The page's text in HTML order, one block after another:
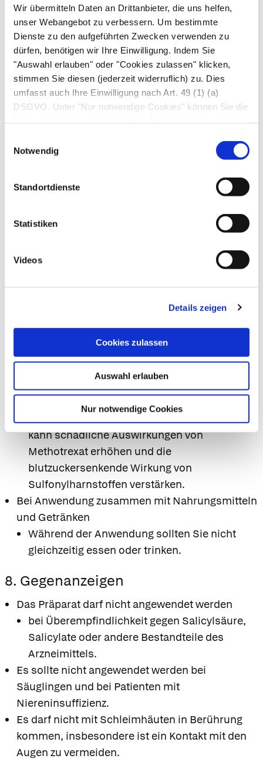
Wir übermitteln Daten an Drittanbieter, die uns helfen,
unser Webangebot zu verbessern. Um bestimmte
Dienste zu den aufgeführten Zwecken verwenden zu
dürfen, benötigen wir Ihre Einwilligung. Indem Sie
"Auswahl erlauben" oder "Cookies zulassen" klicken,
stimmen Sie diesen (jederzeit widerruflich) zu. Dies
umfasst auch Ihre Einwilligung nach Art. 49 (1) (a)
DSGVO. Unter "Nur notwendige Cookies" können Sie die
Notwendig
Standortdienste
Statistiken
Videos
Details zeigen
Cookies zulassen
Auswahl erlauben
Nur notwendige Cookies
Nebenwirkungen auftreten: Teleangiektasien
(Erweiterung und Vermehrung kleiner
oberflächlicher Hautgefäße), braune Flecken,
Photosensibilisierung (erhöhte
Lichtempfindlichkeit der Haut), Dermatitis
(entzündliche Hautreaktion), Verdünnung der
Oberhaut und Pigmentstörungen.
Wenn Sie Nebenwirkungen bemerken, wenden
Sie sich an Ihren Arzt oder Apotheker. Dies gilt
auch für Nebenwirkungen, die nicht angegeben
7. Wechselwirkungen
Bei der Anwendung mit anderen Arzneimitteln
Apotheker, wenn Sie andere Arzneimittel
einnehmen/anwenden bzw. vor kurzem
es sich um nicht verschreibungspflichtige
Salicylsäure kann das Eindringen anderer
lokal aufgetragener Arzneimittel in die Haut
verstärken.
In die Blutbahn aufgenommene Salicylsäure
kann schädliche Auswirkungen von
Methotrexat erhöhen und die
blutzuckersenkende Wirkung von
Sulfonylharnstoffen verstärken.
Bei Anwendung zusammen mit Nahrungsmitteln
und Getränken
Während der Anwendung sollten Sie nicht
gleichzeitig essen oder trinken.
8. Gegenanzeigen
Das Präparat darf nicht angewendet werden
bei Überempfindlichkeit gegen Salicylsäure,
Salicylate oder andere Bestandteile des
Arzneimittels.
Es sollte nicht angewendet werden bei
Säuglingen und bei Patienten mit
Niereninsuffizienz.
Es darf nicht mit Schleimhäuten in Berührung
kommen, insbesondere ist ein Kontakt mit den
Augen zu vermeiden.